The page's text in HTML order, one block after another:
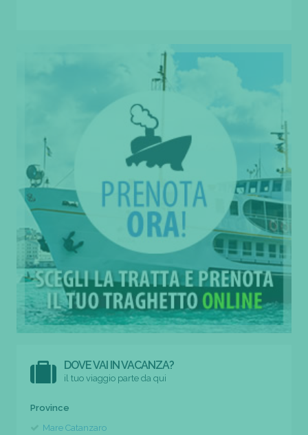
DOVE VAI IN VACANZA?
il tuo viaggio parte da qui
Province
Mare Catanzaro